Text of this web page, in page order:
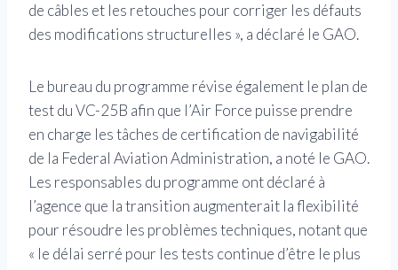
de câbles et les retouches pour corriger les défauts
des modifications structurelles », a déclaré le GAO.
Le bureau du programme révise également le plan de
test du VC-25B afin que l’Air Force puisse prendre
en charge les tâches de certification de navigabilité
de la Federal Aviation Administration, a noté le GAO.
Les responsables du programme ont déclaré à
l’agence que la transition augmenterait la flexibilité
pour résoudre les problèmes techniques, notant que
« le délai serré pour les tests continue d’être le plus